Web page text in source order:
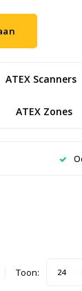
ATEX Scanners
ATEX Zones
Toon: 24